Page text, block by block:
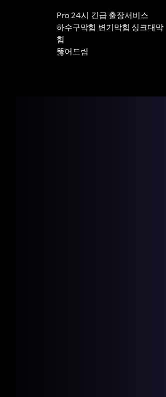
Pro 24시 긴급 출장서비스
하수구막힘 변기막힘 싱크대막
힘
뚫어드림